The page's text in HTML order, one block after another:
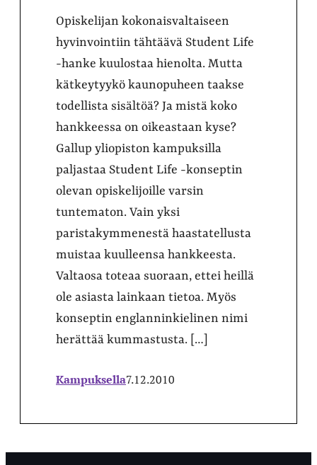
Opiskelijan kokonaisvaltaiseen
hyvinvointiin tähtäävä Student Life
-hanke kuulostaa hienolta. Mutta
kätkeytyykö kaunopuheen taakse
todellista sisältöä? Ja mistä koko
hankkeessa on oikeastaan kyse?
Gallup yliopiston kampuksilla
paljastaa Student Life -konseptin
olevan opiskelijoille varsin
tuntematon. Vain yksi
paristakymmenestä haastatellusta
muistaa kuulleensa hankkeesta.
Valtaosa toteaa suoraan, ettei heillä
ole asiasta lainkaan tietoa. Myös
konseptin englanninkielinen nimi
herättää kummastusta. […]
Kampuksella7.12.2010